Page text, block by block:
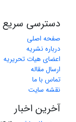
دسترسی سریع
صفحه اصلی
درباره نشریه
اعضای هیات تحریریه
ارسال مقاله
تماس با ما
نقشه سایت
آخرین اخبار